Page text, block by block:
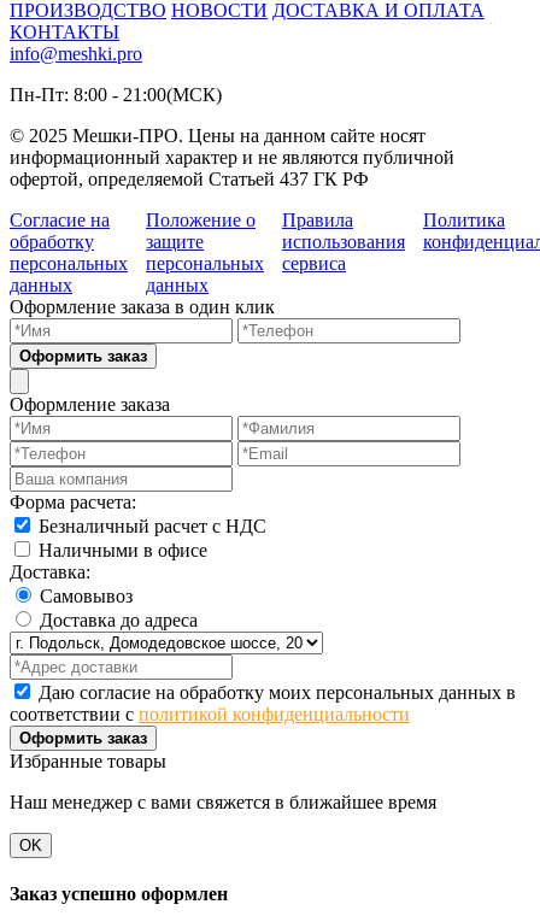
ПРОИЗВОДСТВО НОВОСТИ ДОСТАВКА И ОПЛАТА
КОНТАКТЫ
info@meshki.pro
Пн-Пт: 8:00 - 21:00(МСК)
© 2025 Мешки-ПРО. Цены на данном сайте носят
информационный характер и не являются публичной
офертой, определяемой Статьей 437 ГК РФ
Согласие на
обработку
персональных
данных
Положение о
защите
персональных
данных
Правила
использования
сервиса
Политика
Оформление заказа в один клик
Оформить заказ
Оформление заказа
Форма расчета:
Безналичный расчет с НДС
Наличными в офисе
Доставка:
Самовывоз
Доставка до адреса
Даю согласие на обработку моих персональных данных в
соответствии с политикой конфиденциальности
Оформить заказ
Избранные товары
Наш менеджер с вами свяжется в ближайшее время
OK
Заказ успешно оформлен